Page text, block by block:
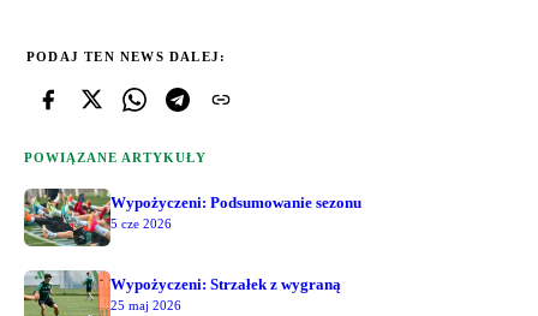
PODAJ TEN NEWS DALEJ:
POWIĄZANE ARTYKUŁY
Wypożyczeni: Podsumowanie sezonu
5 cze 2026
Wypożyczeni: Strzałek z wygraną
25 maj 2026